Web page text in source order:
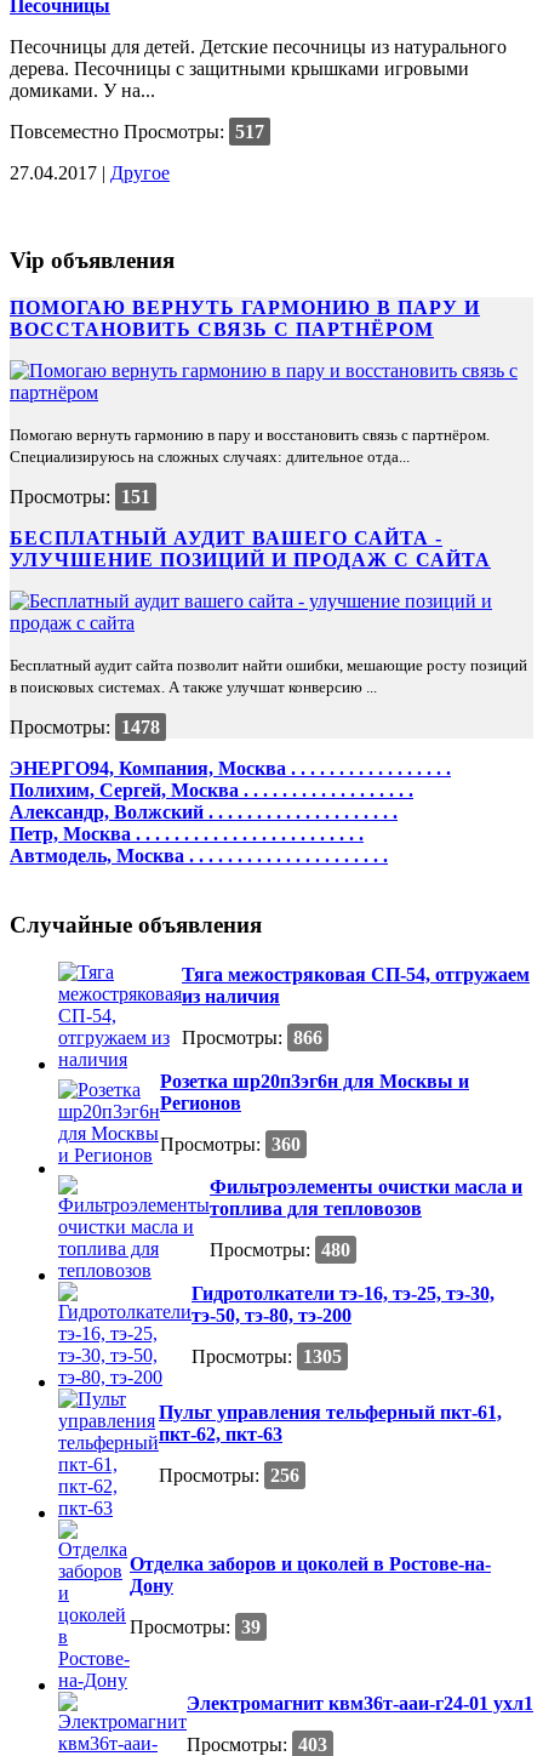
Песочницы
Песочницы для детей. Детские песочницы из натурального
дерева. Песочницы с защитными крышками игровыми
домиками. У на...
Повсеместно Просмотры: 517
27.04.2017 | Другое
Vip объявления
ПОМОГАЮ ВЕРНУТЬ ГАРМОНИЮ В ПАРУ И
ВОССТАНОВИТЬ СВЯЗЬ С ПАРТНЁРОМ
Помогаю вернуть гармонию в пару и восстановить связь с партнёром.
Специализируюсь на сложных случаях: длительное отда...
Просмотры:
151
БЕСПЛАТНЫЙ АУДИТ ВАШЕГО САЙТА -
УЛУЧШЕНИЕ ПОЗИЦИЙ И ПРОДАЖ С САЙТА
Бесплатный аудит сайта позволит найти ошибки, мешающие росту позиций
в поисковых системах. А также улучшат конверсию ...
Просмотры:
1478
ЭНЕРГО94, Компания, Москва . . . . . . . . . . . . . . . . .
Полихим, Сергей, Москва . . . . . . . . . . . . . . . . . .
Александр, Волжский . . . . . . . . . . . . . . . . . . . .
Петр, Москва . . . . . . . . . . . . . . . . . . . . . . . .
Автмодель, Москва . . . . . . . . . . . . . . . . . . . . .
Случайные объявления
Тяга межостряковая СП-54, отгружаем
из наличия
Просмотры: 866
Розетка шр20п3эг6н для Москвы и
Регионов
Просмотры: 360
Фильтроэлементы очистки масла и
топлива для тепловозов
Просмотры: 480
Гидротолкатели тэ-16, тэ-25, тэ-30,
тэ-50, тэ-80, тэ-200
Просмотры:
1305
Пульт управления тельферный пкт-61,
пкт-62, пкт-63
Просмотры: 256
Отделка заборов и цоколей в Ростове-на-
Дону
Просмотры: 39
Электромагнит квм36т-ааи-г24-01 ухл1
Просмотры: 403